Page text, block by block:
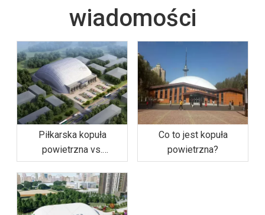
wiadomości
Piłkarska kopuła
powietrzna vs.
Tradycyjne hale
sportowe: dlaczego
kopuła jest o 50%
bardziej opłacalna
Co to jest kopuła
powietrzna?